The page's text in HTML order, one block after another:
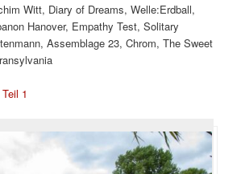
Witt, Diary of Dreams, Welle:Erdball,
Hanover, Empathy Test, Solitary
Assemblage 23, Chrom, The Sweet
1